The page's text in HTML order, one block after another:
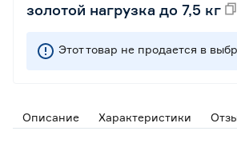
золотой нагрузка до 7,5 кг
Этот товар не продается в
Описание Характеристики